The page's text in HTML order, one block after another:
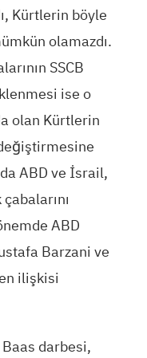
Kürtlerin böyle
olamazdı.
SSCB
ise o
olan Kürtlerin
ABD ve İsrail,
ABD
Barzani ve
ilişkisi
darbesi,